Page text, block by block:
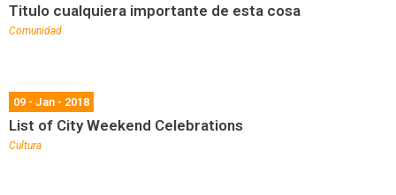
Titulo cualquiera importante de esta cosa
Comunidad
09 - Jan - 2018
List of City Weekend Celebrations
Cultura